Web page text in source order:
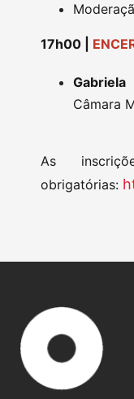
17h00 |
Câmara
As
obrigatórias: